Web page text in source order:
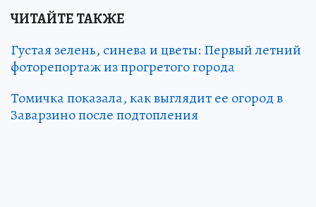
ЧИТАЙТЕ ТАКЖЕ
Густая зелень, синева и цветы: Первый летний
фоторепортаж из прогретого города
Томичка показала, как выглядит ее огород в
Заварзино после подтопления